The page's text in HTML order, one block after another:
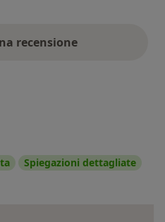
recensione
Spiegazioni dettagliate